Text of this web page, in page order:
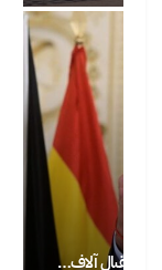
ظهور شخص